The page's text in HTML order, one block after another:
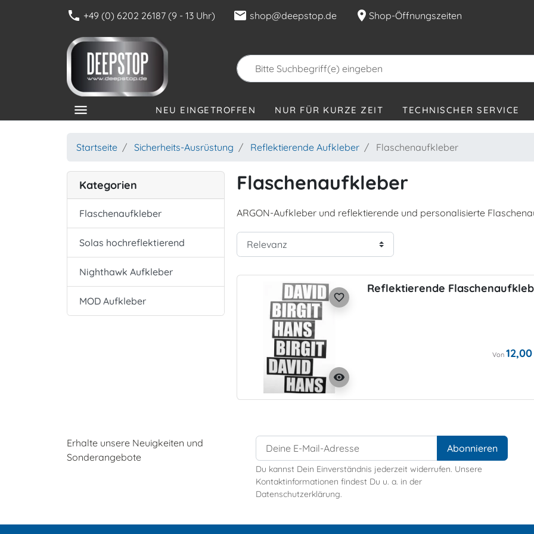
phone +49 (0) 6202 26187 (9 - 13 Uhr) mail shop@deepstop.de location_on Shop-Öffnungszeiten
menu NEU EINGETROFFEN NUR FÜR KURZE ZEIT TECHNISCHER SERVICE
Startseite Sicherheits-Ausrüstung Reflektierende Aufkleber Flaschenaufkleber
Kategorien
Flaschenaufkleber
Solas hochreflektierend
Nighthawk Aufkleber
MOD Aufkleber
Flaschenaufkleber
ARGON-Aufkleber und reflektierende und personalisierte
visibility
favorite_border
Reflektierende
Von
Erhalte unsere Neuigkeiten und
Sonderangebote
Du kannst Dein Einverständnis jederzeit widerrufen. Unsere
Kontaktinformationen findest Du u. a. in der
Datenschutzerklärung.